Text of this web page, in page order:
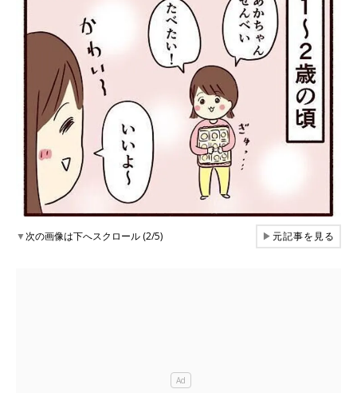
▼次の画像は下へスクロール (2/5) ▶元記事を見る